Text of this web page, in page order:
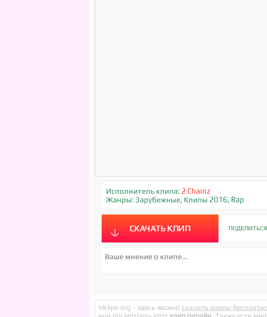
Исполнитель клипа: 2 Chainz
Жанры: Зарубежные, Клипы 2016, Rap
СКАЧАТЬ КЛИП
VKlipe.org - здесь можно скачать клипы бесплатно